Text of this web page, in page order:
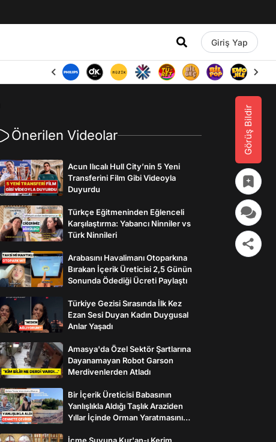
Giriş Yap
Görüş Bildir
Önerilen Videolar
Acun Ilıcalı Hull City’nin 5 Yeni
Transferini Film Gibi Videoyla
Duyurdu
Türkçe Eğitmeninden Eğlenceli
Karşılaştırma: Yabancı Ninniler vs
Türk Ninnileri
Arabasını Havalimanı Otoparkına
Bırakan İçerik Üreticisi 2,5 Günün
Sonunda Ödediği Ücreti Paylaştı
Türkiye Gezisi Sırasında İlk Kez
Ezan Sesi Duyan Kadın Duygusal
Anlar Yaşadı
Amasya'da Özel Sektör Şartlarına
Dayanamayan Robot Garson
Merdivenlerden Atladı
Bir İçerik Üreticisi Babasının
Yanlışlıkla Aldığı Taşlık Araziden
Yıllar İçinde Orman Yaratmasını
İçme Suyuna Kur'an-ı Kerim